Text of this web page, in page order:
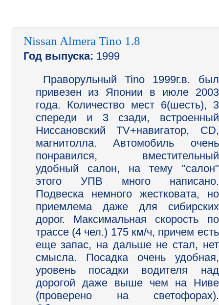
Nissan Almera Tino 1.8
Год выпуска: 1999
Праворульный Tino 1999г.в. был
привезен из Японии в июле 2003
года. Количество мест 6(шесть), 3
спереди и 3 сзади, встроенный
Ниссановский TV+навигатор, CD,
магнитолла. Автомобиль очень
понравился, вместительный
удобный салон, на тему "салон"
этого УПВ много написано.
Подвеска немного жестковата, но
приемлема даже для сибирских
дорог. Максимальная скорость по
трассе (4 чел.) 175 км/ч, причем есть
еще запас, на дальше не стал, нет
смысла. Посадка очень удобная,
уровень посадки водителя над
дорогой даже выше чем на Ниве
(проверено на светофорах).